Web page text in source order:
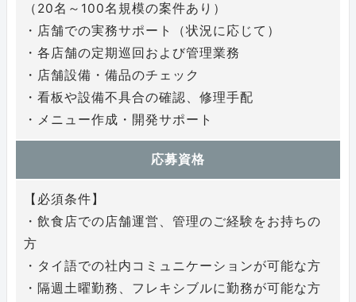
（20名～100名規模の案件あり）
・店舗での実務サポート（状況に応じて）
・各店舗の定期巡回および管理業務
・店舗設備・備品のチェック
・看板や設備不具合の確認、修理手配
・メニュー作成・開発サポート
応募資格
【必須条件】
・飲食店での店舗運営、管理のご経験をお持ちの
方
・タイ語での社内コミュニケーションが可能な方
・隔週土曜勤務、フレキシブルに勤務が可能な方